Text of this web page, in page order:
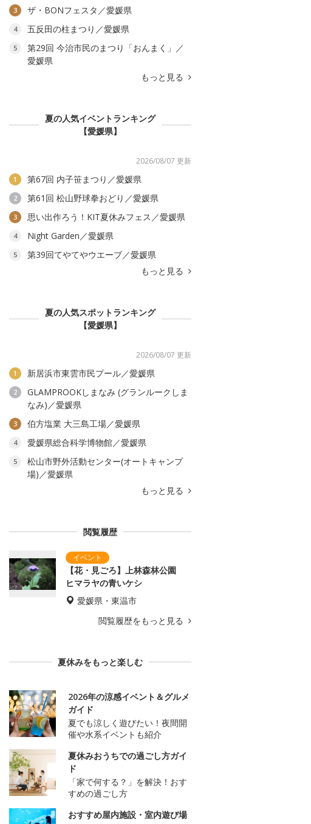
3 ザ・BONフェスタ／愛媛県
4 五反田の柱まつり／愛媛県
5
第29回 今治市民のまつり「おんまく」／
愛媛県
もっと見る
夏の人気イベントランキング
【愛媛県】
2026/08/07 更新
1 第67回 内子笹まつり／愛媛県
2 第61回 松山野球拳おどり／愛媛県
3 思い出作ろう！KIT夏休みフェス／愛媛県
4 Night Garden／愛媛県
5
第39回てやてやウエーブ／愛媛県
もっと見る
夏の人気スポットランキング
【愛媛県】
2026/08/07 更新
1 新居浜市東雲市民プール／愛媛県
2
GLAMPROOKしまなみ (グランルークしま
なみ)／愛媛県
3 伯方塩業 大三島工場／愛媛県
4 愛媛県総合科学博物館／愛媛県
5
松山市野外活動センター(オートキャンプ
場)／愛媛県
もっと見る
閲覧履歴
【花・見ごろ】上林森林公園
ヒマラヤの青いケシ
愛媛県・東温市
閲覧履歴をもっと見る
夏休みをもっと楽しむ
2026年の涼感イベント＆グルメ
ガイド
夏でも涼しく遊びたい！夜間開
催や水系イベントも紹介
夏休みおうちでの過ごし方ガイ
ド
「家で何する？」を解決！おす
すめの過ごし方
おすすめ屋内施設・室内遊び場